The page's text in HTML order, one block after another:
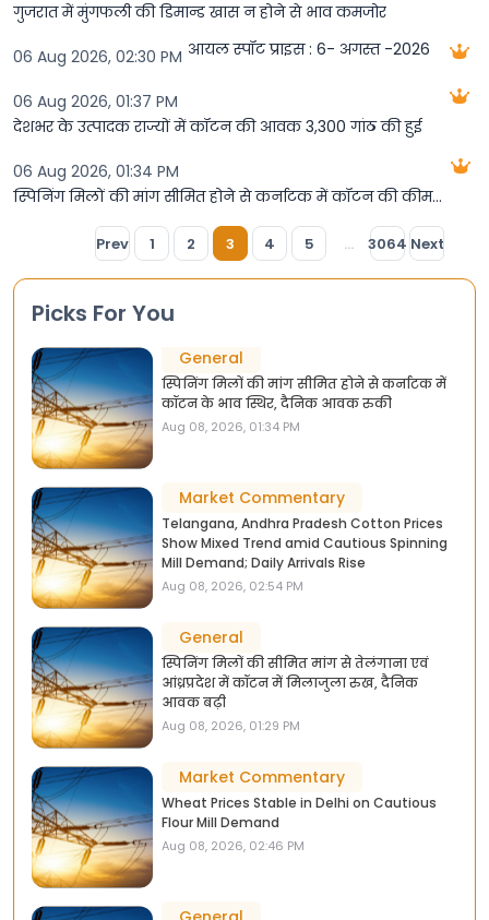
गुजरात में मुंगफली की डिमान्ड खास न होने से भाव कमजोर
06 Aug 2026, 02:30 PM आयल स्पॉट प्राइस : 6- अगस्त -2026
06 Aug 2026, 01:37 PM
देशभर के उत्पादक राज्यों में कॉटन की आवक 3,300 गांठ की हुई
06 Aug 2026, 01:34 PM
स्पिनिंग मिलों की मांग सीमित होने से कर्नाटक में कॉटन की कीमत रुकी, दैनिक आवक स्थिर
Prev 1 2 3 4 5 ... 3064 Next
Picks For You
General
स्पिनिंग मिलों की मांग सीमित होने से कर्नाटक में
कॉटन के भाव स्थिर, दैनिक आवक रुकी
Aug 08, 2026, 01:34 PM
Market Commentary
Telangana, Andhra Pradesh Cotton Prices
Show Mixed Trend amid Cautious Spinning
Mill Demand; Daily Arrivals Rise
Aug 08, 2026, 02:54 PM
General
स्पिनिंग मिलों की सीमित मांग से तेलंगाना एवं
आंध्रप्रदेश में कॉटन में मिलाजुला रुख, दैनिक
आवक बढ़ी
Aug 08, 2026, 01:29 PM
Market Commentary
Wheat Prices Stable in Delhi on Cautious
Flour Mill Demand
Aug 08, 2026, 02:46 PM